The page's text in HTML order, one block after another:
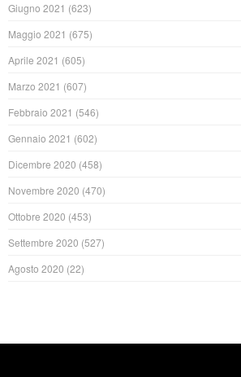
Giugno 2021 (623)
Maggio 2021 (675)
Aprile 2021 (605)
Marzo 2021 (607)
Febbraio 2021 (546)
Gennaio 2021 (602)
Dicembre 2020 (458)
Novembre 2020 (470)
Ottobre 2020 (453)
Settembre 2020 (527)
Agosto 2020 (22)